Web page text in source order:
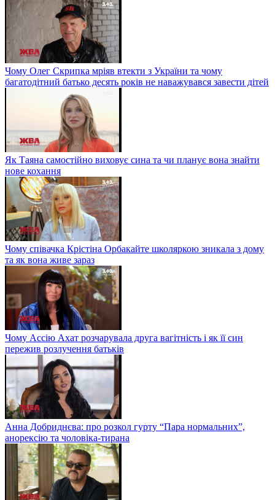
Чому Олег Скрипка мріяв втекти з України та чому
багатодітний батько десять років не наважувався завести дітей
Як Таяна самостійно виховує сина та чи планує вона знайти
нове кохання
Чому співачка Крістіна Орбакайте школяркою зникала з дому
та як вона живе зараз
Чому Ассію Ахат розчарувала друга вагітність і як її син
пережив розлучення батьків
Анна Добриднєва: про розкол гурту “Пара нормальних”,
анорексію та чоловіка-тирана